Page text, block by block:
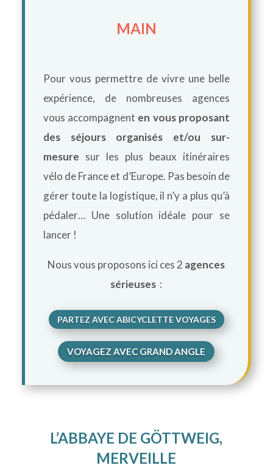
MAIN
Pour vous permettre de vivre une belle
expérience, de nombreuses agences
vous accompagnent en vous proposant
des séjours organisés et/ou sur-
mesure sur les plus beaux itinéraires
vélo de France et d’Europe. Pas besoin de
gérer toute la logistique, il n’y a plus qu’à
pédaler… Une solution idéale pour se
lancer !
Nous vous proposons ici ces 2 agences
sérieuses :
PARTEZ AVEC ABICYCLETTE VOYAGES
VOYAGEZ AVEC GRAND ANGLE
L’ABBAYE DE GÖTTWEIG,
MERVEILLE